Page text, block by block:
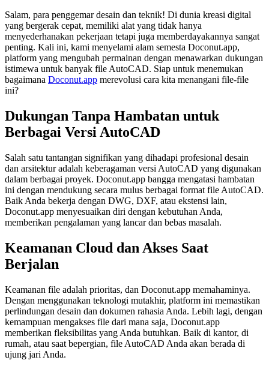
Salam, para penggemar desain dan teknik! Di dunia kreasi digital
yang bergerak cepat, memiliki alat yang tidak hanya
menyederhanakan pekerjaan tetapi juga memberdayakannya sangat
penting. Kali ini, kami menyelami alam semesta Doconut.app,
platform yang mengubah permainan dengan menawarkan dukungan
istimewa untuk banyak file AutoCAD. Siap untuk menemukan
bagaimana Doconut.app merevolusi cara kita menangani file-file
ini?
Dukungan Tanpa Hambatan untuk
Berbagai Versi AutoCAD
Salah satu tantangan signifikan yang dihadapi profesional desain
dan arsitektur adalah keberagaman versi AutoCAD yang digunakan
dalam berbagai proyek. Doconut.app bangga mengatasi hambatan
ini dengan mendukung secara mulus berbagai format file AutoCAD.
Baik Anda bekerja dengan DWG, DXF, atau ekstensi lain,
Doconut.app menyesuaikan diri dengan kebutuhan Anda,
memberikan pengalaman yang lancar dan bebas masalah.
Keamanan Cloud dan Akses Saat
Berjalan
Keamanan file adalah prioritas, dan Doconut.app memahaminya.
Dengan menggunakan teknologi mutakhir, platform ini memastikan
perlindungan desain dan dokumen rahasia Anda. Lebih lagi, dengan
kemampuan mengakses file dari mana saja, Doconut.app
memberikan fleksibilitas yang Anda butuhkan. Baik di kantor, di
rumah, atau saat bepergian, file AutoCAD Anda akan berada di
ujung jari Anda.